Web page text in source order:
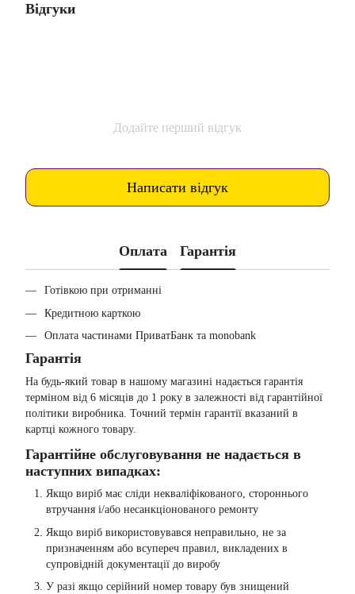
Відгуки
Додайте перший відгук
Написати відгук
Оплата Гарантія
Готівкою при отриманні
Кредитною карткою
Оплата частинами ПриватБанк та monobank
Гарантія
На будь-який товар в нашому магазині надається гарантія
терміном від 6 місяців до 1 року в залежності від гарантійної
політики виробника. Точний термін гарантії вказаний в
картці кожного товару.
Гарантійне обслуговування не надається в
наступних випадках:
Якщо виріб має сліди некваліфікованого, стороннього
втручання і/або несанкціонованого ремонту
Якщо виріб використовувався неправильно, не за
призначенням або всупереч правил, викладених в
супровідній документації до виробу
У разі якщо серійний номер товару був знищений